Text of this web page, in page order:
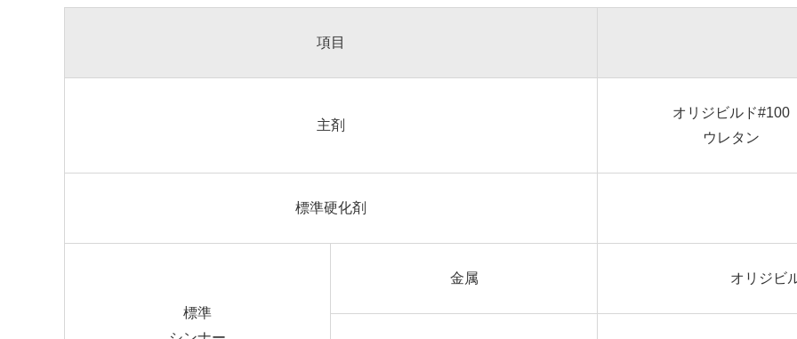
項目
主剤
オリジビルド#100
ウレタン
標準硬化剤
標準
金属 オリジビ